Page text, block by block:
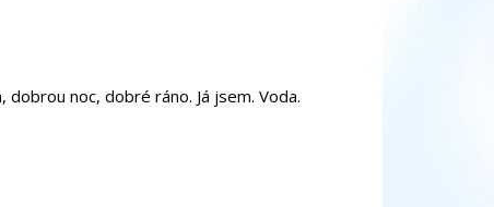
noc, dobré ráno. Já jsem. Voda.